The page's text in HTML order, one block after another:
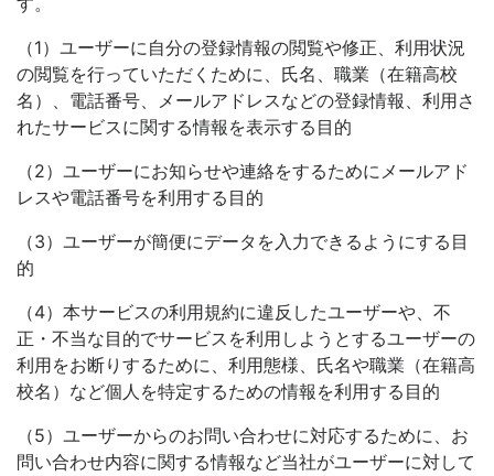
（1）ユーザーに自分の登録情報の閲覧や修正、利用状況
の閲覧を行っていただくために、氏名、職業（在籍高校
名）、電話番号、メールアドレスなどの登録情報、利用さ
れたサービスに関する情報を表示する目的
（2）ユーザーにお知らせや連絡をするためにメールアド
レスや電話番号を利用する目的
（3）ユーザーが簡便にデータを入力できるようにする目
的
（4）本サービスの利用規約に違反したユーザーや、不
正・不当な目的でサービスを利用しようとするユーザーの
利用をお断りするために、利用態様、氏名や職業（在籍高
校名）など個人を特定するための情報を利用する目的
（5）ユーザーからのお問い合わせに対応するために、お
問い合わせ内容に関する情報など当社がユーザーに対して